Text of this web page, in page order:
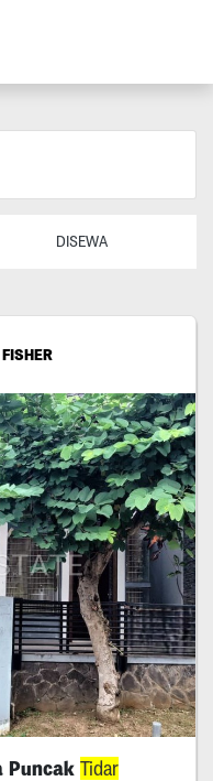
DISEWA
Puncak Tidar